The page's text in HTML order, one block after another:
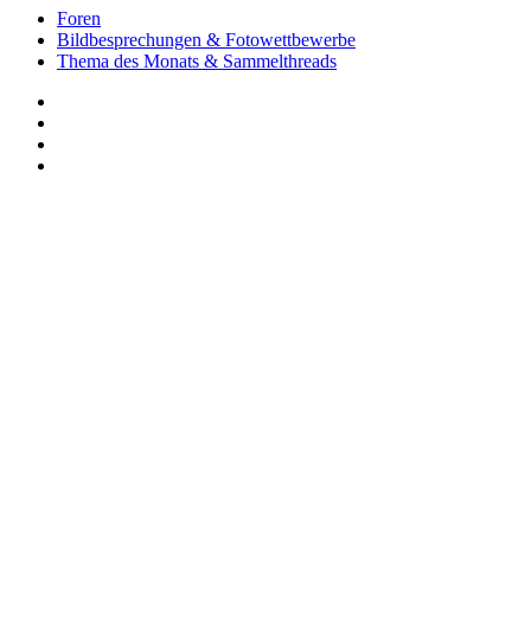
Foren
Bildbesprechungen & Fotowettbewerbe
Thema des Monats & Sammelthreads